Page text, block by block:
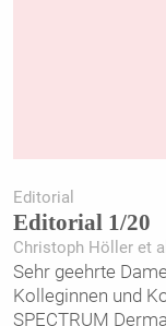
Editorial
Editorial 1/20
Christoph Höller et
Sehr geehrte
Kolleginnen und
SPECTRUM